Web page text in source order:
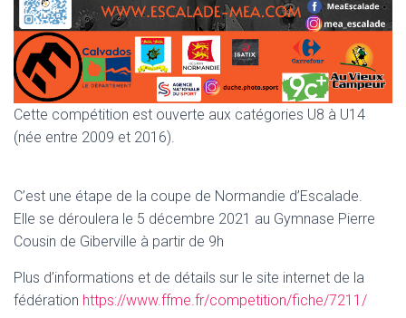
Cette compétition est ouverte aux catégories U8 à U14
(née entre 2009 et 2016).
C’est une étape de la coupe de Normandie d’Escalade.
Elle se déroulera le 5 décembre 2021 au Gymnase Pierre
Cousin de Giberville à partir de 9h
Plus d’informations et de détails sur le site internet de la
fédération https://www.ffme.fr/competition/fiche/7211/